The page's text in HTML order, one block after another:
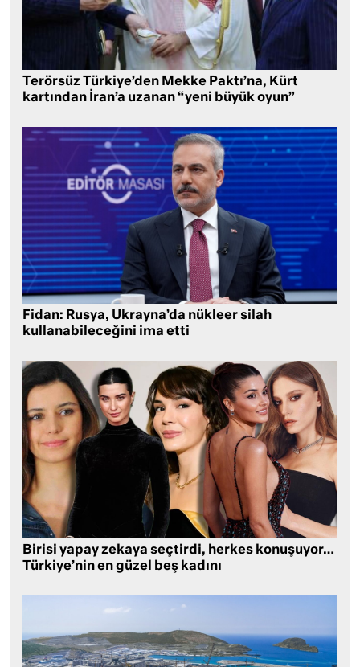
Terörsüz Türkiye’den Mekke Paktı’na, Kürt
kartından İran’a uzanan “yeni büyük oyun”
Fidan: Rusya, Ukrayna’da nükleer silah
kullanabileceğini ima etti
Birisi yapay zekaya seçtirdi, herkes konuşuyor…
Türkiye’nin en güzel beş kadını